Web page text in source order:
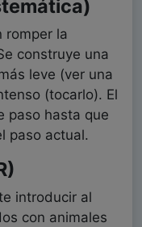
romper la
construye una
leve (ver una
(tocarlo). El
paso hasta que
paso actual.
introducir al
con animales